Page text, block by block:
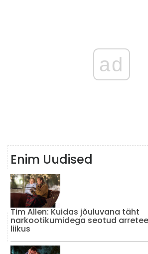
ad
Enim Uudised
Tim Allen: Kuidas jõuluvana täht
narkootikumidega seotud
liikus